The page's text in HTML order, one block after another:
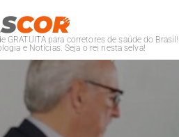
GRATUITA para corretores de saúde do Brasil!
e Notícias. Seja o rei nesta selva!